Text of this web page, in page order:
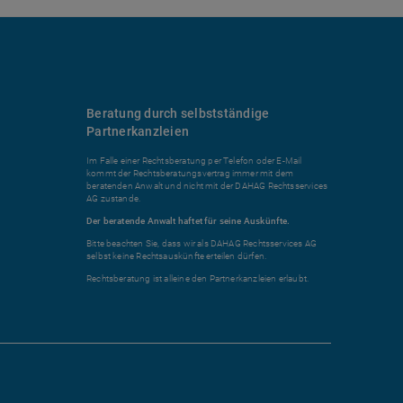
Beratung durch selbstständige
Partnerkanzleien
Im Falle einer Rechtsberatung per Telefon oder E-Mail
kommt der Rechtsberatungsvertrag immer mit dem
beratenden Anwalt und nicht mit der DAHAG Rechtsservices
AG zustande.
Der beratende Anwalt haftet für seine Auskünfte.
Bitte beachten Sie, dass wir als DAHAG Rechtsservices AG
selbst keine Rechtsauskünfte erteilen dürfen.
Rechtsberatung ist alleine den Partnerkanzleien erlaubt.